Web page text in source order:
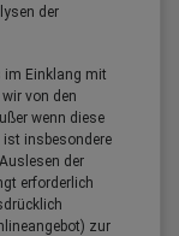
der
im Einklang mit
von den
wenn diese
insbesondere
der
erforderlich
zur